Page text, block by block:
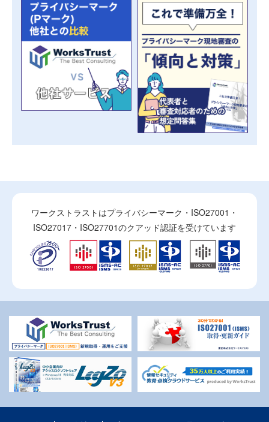
ワークストラストはプライバシーマーク・ISO27001・
ISO27017・ISO27701のクアッド認証を受けています